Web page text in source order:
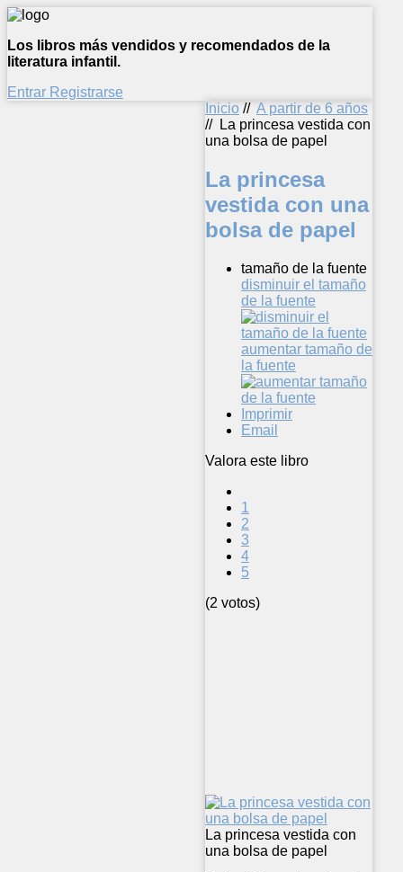
Los libros más vendidos y recomendados de la
literatura infantil.
Entrar Registrarse
Inicio // A partir de 6 años
// La princesa vestida con
una bolsa de papel
La princesa
vestida con una
bolsa de papel
tamaño de la fuente
disminuir el tamaño
de la fuente
aumentar tamaño de
la fuente
Imprimir
Email
Valora este libro
1
2
3
4
5
(2 votos)
La princesa vestida con
una bolsa de papel